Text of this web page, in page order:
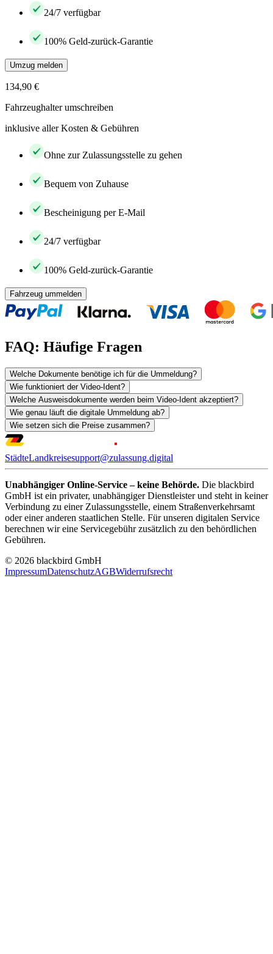
24/7 verfügbar
100% Geld-zurück-Garantie
Umzug melden
134,90 €
Fahrzeughalter umschreiben
inklusive aller Kosten & Gebühren
Ohne zur Zulassungsstelle zu gehen
Bequem von Zuhause
Bescheinigung per E-Mail
24/7 verfügbar
100% Geld-zurück-Garantie
Fahrzeug ummelden
FAQ: Häufige Fragen
Welche Dokumente benötige ich für die Ummeldung?
Wie funktioniert der Video-Ident?
Welche Ausweisdokumente werden beim Video-Ident akzeptiert?
Wie genau läuft die digitale Ummeldung ab?
Wie setzen sich die Preise zusammen?
StädteLandkreisesupport@zulassung.digital
Unabhängiger Online-Service – keine Behörde. Die blackbird
GmbH ist ein privater, unabhängiger Dienstleister und steht in keiner
Verbindung zu einer Zulassungsstelle, einem Straßenverkehrsamt
oder einer anderen staatlichen Stelle. Für unseren digitalen Service
berechnen wir eine Servicegebühr zusätzlich zu den behördlichen
Gebühren.
© 2026 blackbird GmbH
ImpressumDatenschutzAGBWiderrufsrecht